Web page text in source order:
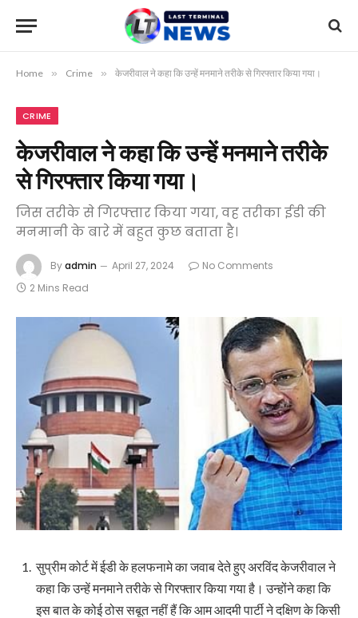
Home » Crime » केजरीवाल ने कहा कि उन्हें मनमाने तरीके से गिरफ्तार किया गया।
CRIME
केजरीवाल ने कहा कि उन्हें मनमाने तरीके
से गिरफ्तार किया गया।
जिस तरीके से गिरफ्तार किया गया, वह तरीका ईडी की
मनमानी के बारे में बहुत कुछ बताता है।
Byadmin April 27, 2024
No Comments
2 Mins Read
सुप्रीम कोर्ट में ईडी के हलफनामे का जवाब देते हुए अरविंद केजरीवाल ने
कहा कि उन्हें मनमाने तरीके से गिरफ्तार किया गया है। उन्होंने कहा कि
इस बात के कोई ठोस सबूत नहीं हैं कि आम आदमी पार्टी ने दक्षिण के किसी